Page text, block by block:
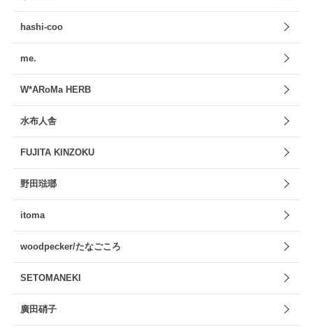
hashi-coo
me.
W*ARoMa HERB
水布人舎
FUJITA KINZOKU
野田琺瑯
itoma
woodpecker/たなごころ
SETOMANEKI
廣田硝子